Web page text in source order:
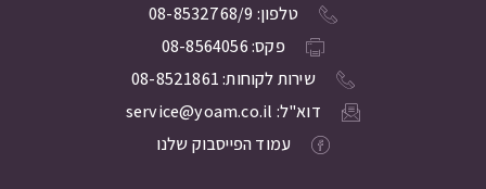
טלפון: 08-8532768/9
פקס: 08-8564056
שירות לקוחות: 08-8521861
דוא"ל: service@yoam.co.il
עמוד הפייסבוק שלנו